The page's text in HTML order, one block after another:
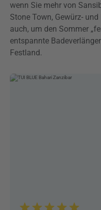
wenn Sie mehr von
Stone Town, Gewürz-
auch, um den Sommer
entspannte
Festland.